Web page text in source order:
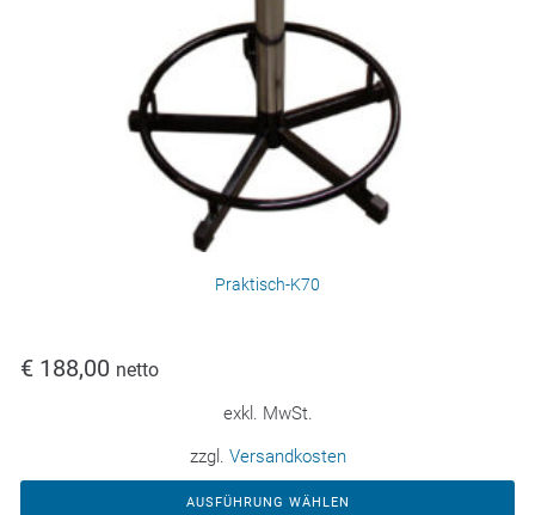
Praktisch-K70
€ 188,00 netto
exkl. MwSt.
zzgl. Versandkosten
AUSFÜHRUNG WÄHLEN